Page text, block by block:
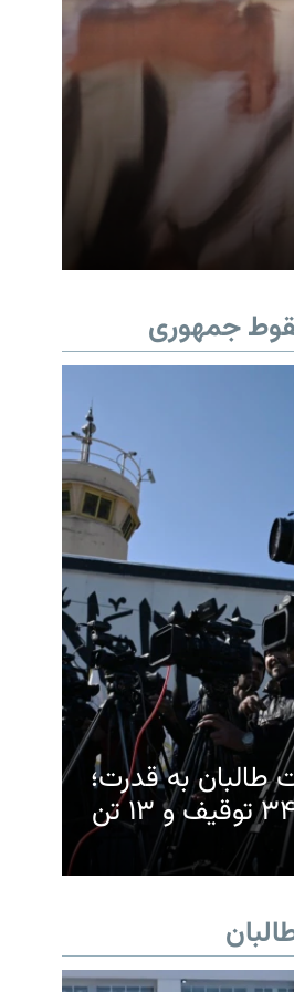
جمهوری
به قدرت؛
۳ خبرنگار کشته، ۳۴ توقیف و ۱۳ تن